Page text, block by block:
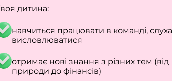
дитина:
навчиться працювати в команді,
висловлюватися
отримає нові знання з різних тем (від
природи до фінансів)